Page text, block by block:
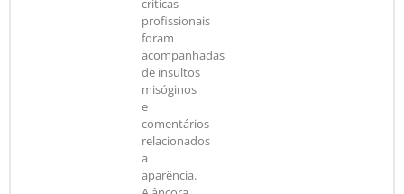
críticas
profissionais
foram
acompanhadas
de insultos
misóginos
e
comentários
relacionados
a
aparência.